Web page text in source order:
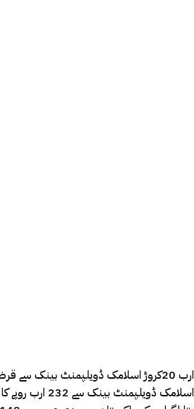
ارب 20کروڑ اسلامک ڈویلپمنٹ بینک سے
اسلامک ڈویلپمنٹ